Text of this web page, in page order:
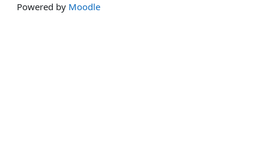
Powered by Moodle